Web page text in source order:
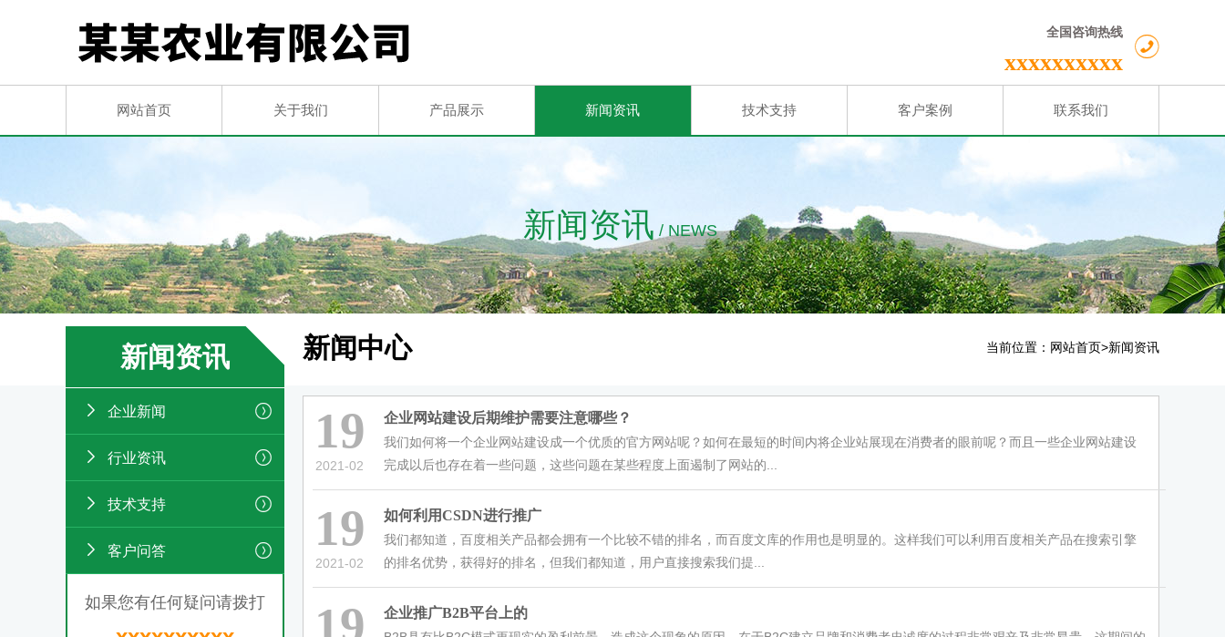
全国咨询热线
xxxxxxxxxx
网站首页 关于我们 产品展示 新闻资讯 技术支持 客户案例 联系我们
新闻资讯 / NEWS
新闻资讯
企业新闻
行业资讯
技术支持
客户问答
如果您有任何疑问请拨打
新闻中心 当前位置： 网站首页>新闻资讯
19
2021-02
企业网站建设后期维护需要注意哪些？
我们如何将一个企业网站建设成一个优质的官方网站呢？如何在最短的时间内将企业站展现在消费者的眼前呢？而且一些企业网站建设
完成以后也存在着一些问题，这些问题在某些程度上面遏制了网站的...
19
2021-02
如何利用CSDN进行推广
我们都知道，百度相关产品都会拥有一个比较不错的排名，而百度文库的作用也是明显的。这样我们可以利用百度相关产品在搜索引擎
的排名优势，获得好的排名，但我们都知道，用户直接搜索我们提...
19 企业推广B2B平台上的